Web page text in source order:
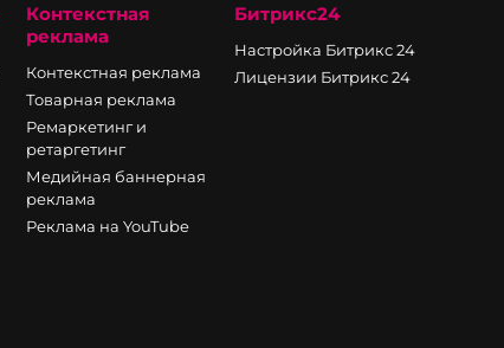
Контекстная
реклама
Контекстная реклама
Товарная реклама
Ремаркетинг и
ретаргетинг
Медийная баннерная
реклама
Реклама на YouTube
Битрикс24
Настройка Битрикс 24
Лицензии Битрикс 24